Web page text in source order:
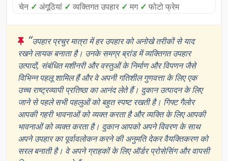
चेन ✓ अंगूठियां ✓ व्यक्तिगत उपहार ✓ मग ✓ फोटो फ्रेम
“उपहार प्रचुर मात्रा में हर उपहार को अनोखे तरीकों से याद
रखने लायक बनाता है। उनके समग्र ब्रांड में व्यक्तिगत उपहार
उत्पादों, संबंधित मशीनरी और वस्तुओं के निर्माण और विपणन जैसे
विभिन्न पहलू शामिल हैं और वे अपनी गतिशील गुणवत्ता के लिए एक
उच्च राष्ट्रव्यापी प्रतिष्ठा का आनंद लेते हैं। दुकान उत्पादन के लिए
जाने से पहले सभी पहलुओं को बहुत स्पष्ट रखती है। गिफ्ट गैलोर
आपकी गहरी भावनाओं को व्यक्त करता है और व्यक्ति के लिए आपकी
भावनाओं को व्यक्त करता है। दुकान आपको अपने विवरण के साथ
अपने उपहार का पूर्वावलोकन करने की अनुमति देकर वैयक्तिकरण को
सरल बनाती है। वे अपने ग्राहकों के लिए ऑर्डर प्रोसेसिंग और वापसी